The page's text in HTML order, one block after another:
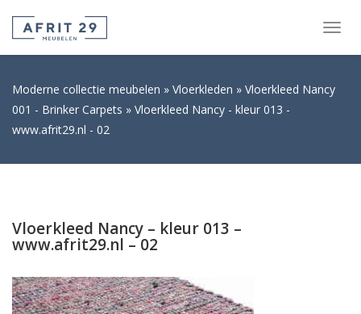
Moderne collectie meubelen Vloerkleden
Vloerkleed Nancy
001 - Brinker Carpets
Vloerkleed Nancy - kleur 013 -
www.afrit29.nl - 02
Vloerkleed Nancy – kleur 013 –
www.afrit29.nl – 02